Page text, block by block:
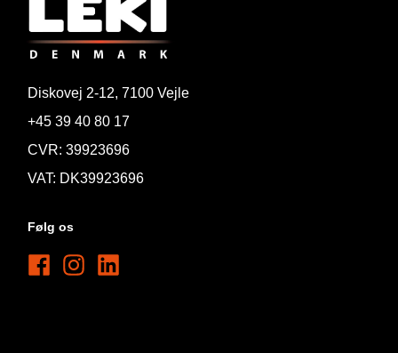
Diskovej 2-12, 7100 Vejle
+45 39 40 80 17
CVR: 39923696
VAT: DK39923696
Følg os